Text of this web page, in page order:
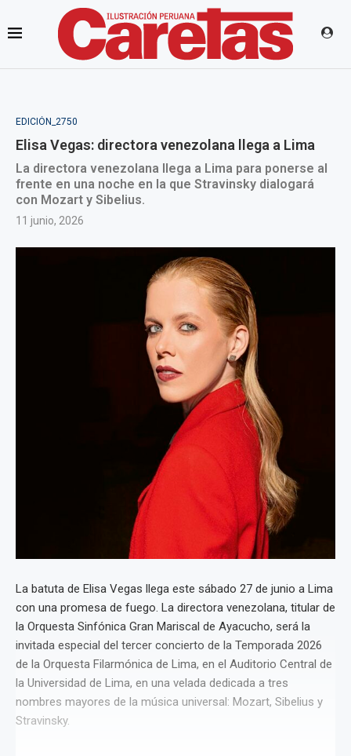
EDICIÓN_2750
Elisa Vegas: directora venezolana llega a Lima
La directora venezolana llega a Lima para ponerse al
frente en una noche en la que Stravinsky dialogará
con Mozart y Sibelius.
11 junio, 2026
La batuta de Elisa Vegas llega este sábado 27 de junio a Lima
con una promesa de fuego. La directora venezolana, titular de
la Orquesta Sinfónica Gran Mariscal de Ayacucho, será la
invitada especial del tercer concierto de la Temporada 2026
de la Orquesta Filarmónica de Lima, en el Auditorio Central de
la Universidad de Lima, en una velada dedicada a tres
nombres mayores de la música universal: Mozart, Sibelius y
Stravinsky.